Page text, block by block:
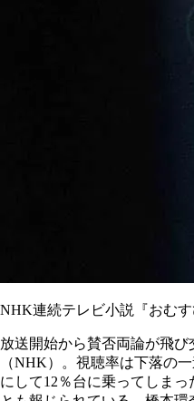
NHK連続テレビ小説『おむ
放送開始から賛否両論が飛び
（NHK）。視聴率は下落の
にして12％台に乗ってしま